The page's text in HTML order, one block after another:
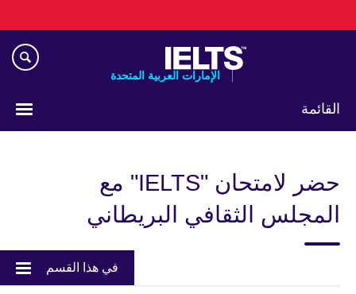
to
الإمارات العربية المتحدة
القائمة
حضر لامتحان "IELTS" مع
المجلس الثقافي البريطاني
في هذا القسم